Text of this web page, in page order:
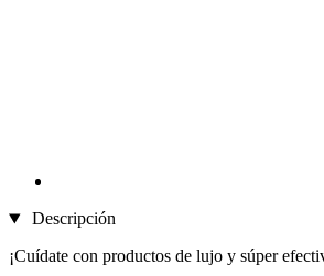
Descripción
¡Cuídate con productos de lujo y súper